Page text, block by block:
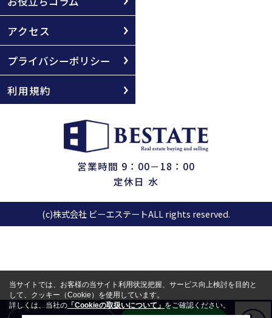
アクセス
プライバシーポリシー
利用規約
営業時間 9：00－18：00
定休日 水
(c)株式会社 ビーエステートALL rights reserved.
当サイトでは、お客様の当サイト利用状況把握、サービス向上検討を目的と
して、クッキー（Cookie）を使用しています。
詳しくは、当社の「Cookieの取扱いについて」をご確認ください。